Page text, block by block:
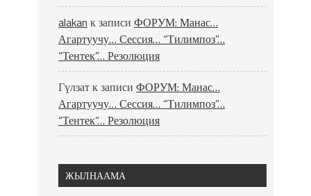
alakan к записи ФОРУМ: Манас…
Агартуучу… Сессия… “Тилимпоз”…
“Тентек”… Резолюция
Гүлзатк записи ФОРУМ: Манас…
Агартуучу… Сессия… “Тилимпоз”…
“Тентек”… Резолюция
ЖЫЛНААМА